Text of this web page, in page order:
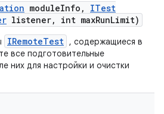
moduleInfo ,
ITest
listener, int maxRunLimit)
IRemoteTest , содержащиеся в
все подготовительные
них для настройки и очистки